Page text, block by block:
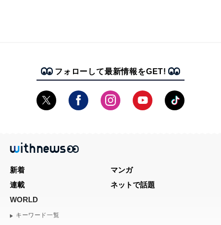
フォローして最新情報をGET!
新着
マンガ
連載
ネットで話題
WORLD
キーワード一覧